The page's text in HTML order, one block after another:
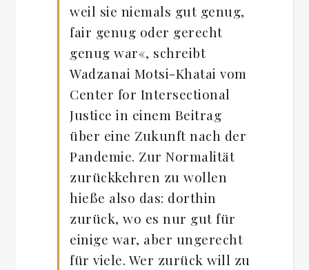
weil sie niemals gut genug,
fair genug oder gerecht
genug war«, schreibt
Wadzanai Motsi-Khatai vom
Center for Intersectional
Justice in einem Beitrag
über eine Zukunft nach der
Pandemie. Zur Normalität
zurückkehren zu wollen
hieße also das: dorthin
zurück, wo es nur gut für
einige war, aber ungerecht
für viele. Wer zurück will zu